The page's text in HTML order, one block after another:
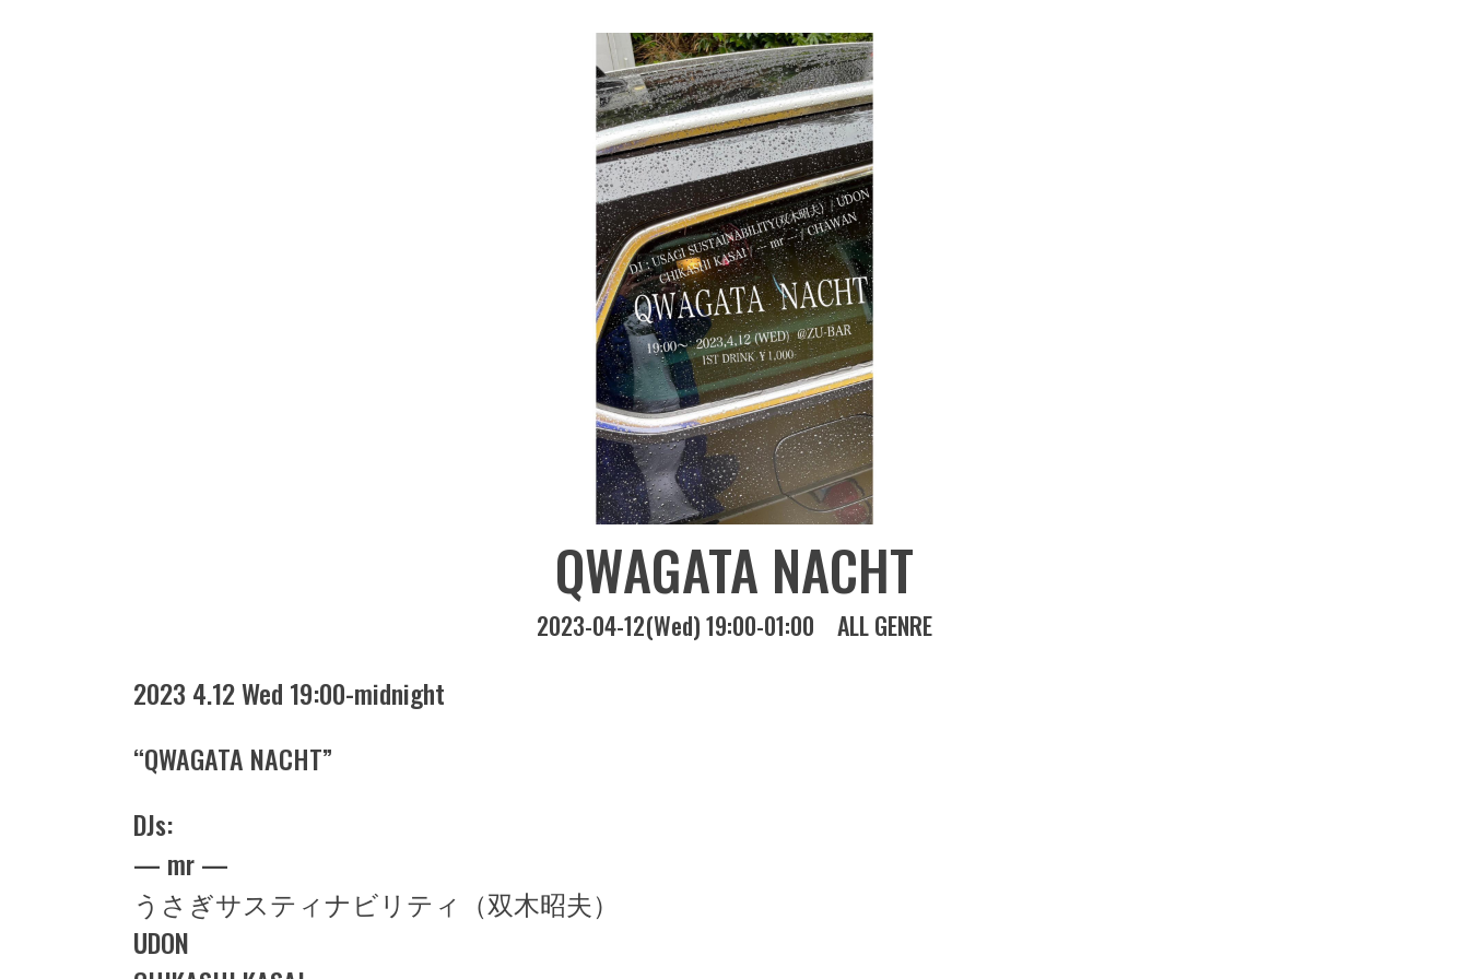
QWAGATA NACHT
2023-04-12(Wed) 19:00-01:00 ALL GENRE
2023 4.12 Wed 19:00-midnight
“QWAGATA NACHT”
DJs:
— mr —
うさぎサスティナビリティ（双木昭夫）
UDON